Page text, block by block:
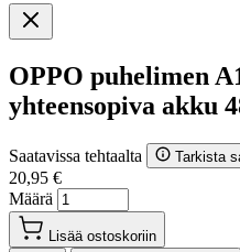
OPPO puhelimen
yhteensopiva akku
Saatavissa tehtaalta Tarkista
20,95 €
Määrä
Lisää ostoskoriin